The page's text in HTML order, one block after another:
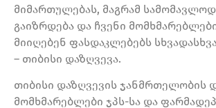
მიმართულებას, მაგრამ
გაიზრდება და ჩვენი
მიიღებენ ფასდაკლებებს
– თიბისი დაზღვევა.
თიბისი დაზღვევის ჯანმრთელობის
მომხმარებლები ჯპს-სა და